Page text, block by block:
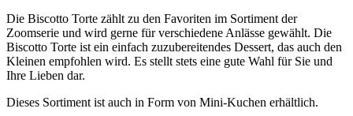
Die Biscotto Torte zählt zu den Favoriten im Sortiment der
Zoomserie und wird gerne für verschiedene Anlässe gewählt. Die
Biscotto Torte ist ein einfach zuzubereitendes Dessert, das auch den
Kleinen empfohlen wird. Es stellt stets eine gute Wahl für Sie und
Ihre Lieben dar.
Dieses Sortiment ist auch in Form von Mini-Kuchen erhältlich.